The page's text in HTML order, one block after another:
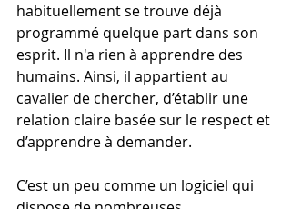
habituellement se trouve déjà
programmé quelque part dans son
esprit. Il n'a rien à apprendre des
humains. Ainsi, il appartient au
cavalier de chercher, d’établir une
relation claire basée sur le respect et
d’apprendre à demander.
C’est un peu comme un logiciel qui